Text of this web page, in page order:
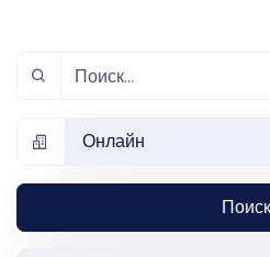
Онлайн
Поиск